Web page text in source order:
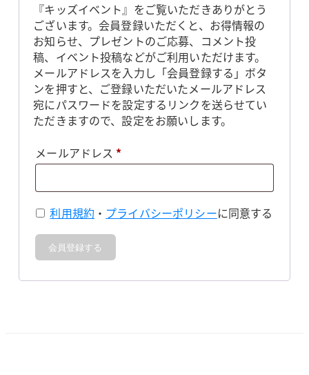
『キッズイベント』をご覧いただきありがとう
ございます。会員登録いただくと、お得情報の
お知らせ、プレゼントのご応募、コメント投
稿、イベント投稿などがご利用いただけます。
メールアドレスを入力し「会員登録する」ボタ
ンを押すと、ご登録いただいたメールアドレス
宛にパスワードを設定するリンクを送らせてい
ただきますので、設定をお願いします。
メールアドレス *必
利用規約 ・ プライバシーポリシーに同意する
会員登録する